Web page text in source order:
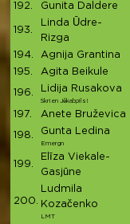
192.
Gunita Daldere
193.
Linda Ūdre-
Rizga
194. Agnija Grantina
195.
Agita Beikule
196. Lidija Rusakova
Skrien Jēkabpils!
197. Anete Bruževica
198. Gunta Ledina
Emergn
199.
Elīza Viekale-
Gasjūne
200.
Ludmila
Kozačenko
LMT